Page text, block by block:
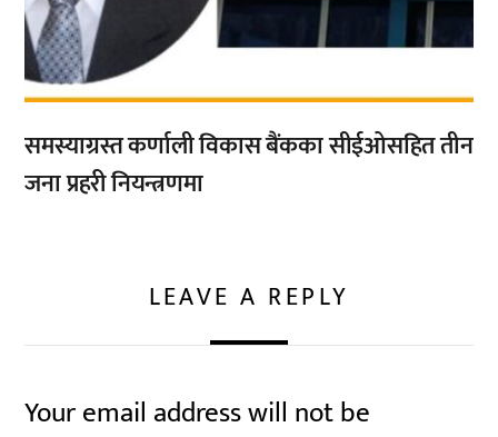
समस्याग्रस्त कर्णाली विकास बैंकका सीईओसहित तीन
जना प्रहरी नियन्त्रणमा
LEAVE A REPLY
Your email address will not be